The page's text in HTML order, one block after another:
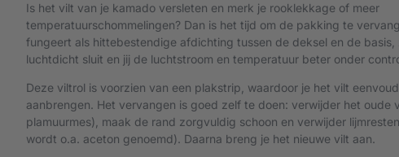
Is het vilt van je kamado versleten en merk je rooklekkage of meer
temperatuurschommelingen? Dan is het tijd om de pakking te
fungeert als hittebestendige afdichting tussen de deksel en de
luchtdicht sluit en jij de luchtstroom en temperatuur beter onder
Deze viltrol is voorzien van een plakstrip, waardoor je het vilt
aanbrengen. Het vervangen is goed zelf te doen: verwijder het oude
plamuurmes), maak de rand zorgvuldig schoon en verwijder
wordt o.a. aceton genoemd). Daarna breng je het nieuwe vilt aan.